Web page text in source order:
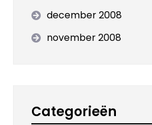
december 2008
november 2008
Categorieën